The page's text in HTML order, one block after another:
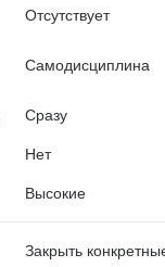
Отсутствует
Самодисциплина
Сразу
Нет
Высокие
Закрыть